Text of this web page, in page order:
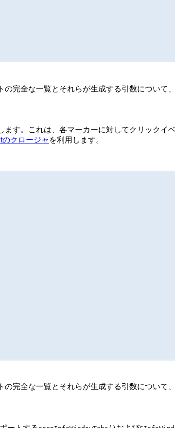
の完全な一覧とそれらが生成する引数について、
す。これは、各マーカーに対してクリックイ
クロージャ を利用します。
の完全な一覧とそれらが生成する引数について、